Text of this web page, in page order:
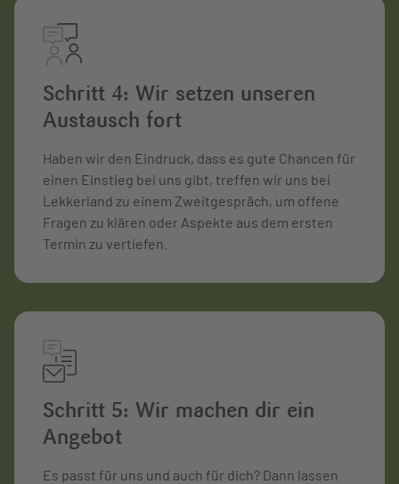
Schritt 4: Wir setzen unseren
Austausch fort
Haben wir den Eindruck, dass es gute Chancen für
einen Einstieg bei uns gibt, treffen wir uns bei
Lekkerland zu einem Zweitgespräch, um offene
Fragen zu klären oder Aspekte aus dem ersten
Termin zu vertiefen.
Schritt 5: Wir machen dir ein
Angebot
Es passt für uns und auch für dich? Dann lassen